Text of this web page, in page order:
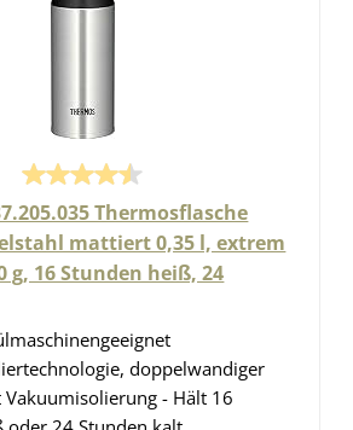
Thermosflasche
mattiert 0,35 l, extrem
g, 16 Stunden heiß, 24
doppelwandiger
Vakuumisolierung - Hält 16